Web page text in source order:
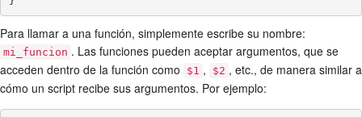
Para llamar a una función, simplemente escribe su nombre:
mi_funcion . Las funciones pueden aceptar argumentos, que se
acceden dentro de la función como
$1 , $2 , etc., de manera similar a
cómo un script recibe sus argumentos. Por ejemplo: